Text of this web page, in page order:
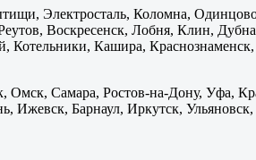
Электросталь, Коломна,
Воскресенск, Лобня, Клин,
Кашира,
Омск, Самара, Ростов-на-Дону, Уфа,
Ижевск, Барнаул, Иркутск,